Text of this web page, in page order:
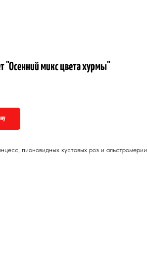
"Осенний микс цвета хурмы"
пионовидных кустовых роз и альстромерии